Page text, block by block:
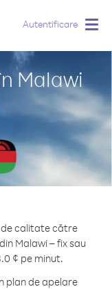
Autentificare
Malawi
de calitate către
Malawi – fix sau
¢ pe minut.
plan de apelare